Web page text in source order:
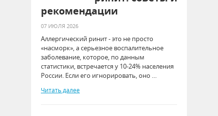
рекомендации
07 ИЮЛЯ 2026
Аллергический ринит - это не просто
«насморк», а серьезное воспалительное
заболевание, которое, по данным
статистики, встречается у 10-24% населения
России. Если его игнорировать, оно …
Читать далее